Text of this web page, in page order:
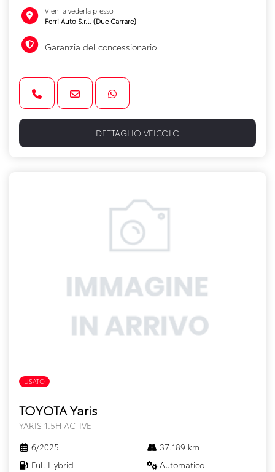
Vieni a vederla presso
Ferri Auto S.r.l. (Due Carrare)
Garanzia del concessionario
DETTAGLIO VEICOLO
USATO
TOYOTA Yaris
YARIS 1.5H ACTIVE
6/2025
37.189 km
Full Hybrid
Automatico